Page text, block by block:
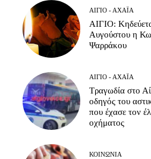
ΑΊΓΙΟ - ΑΧΑΪ́Α
ΑΙΓΙΟ:
Αυγούστου η
Ψαρράκου
ΑΊΓΙΟ - ΑΧΑΪ́Α
Τραγωδία στο
οδηγός του
που έχασε τον
οχήματος
ΚΟΙΝΩΝΊΑ